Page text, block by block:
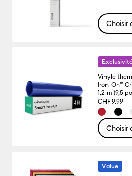
Choisir
Vinyle
Iron-On™
1,2 m (9,5
CHF 9.99
Choisir
Value